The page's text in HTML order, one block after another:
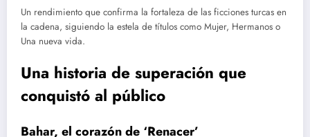
Un rendimiento que confirma la fortaleza de las ficciones turcas en
la cadena, siguiendo la estela de títulos como Mujer, Hermanos o
Una nueva vida.
Una historia de superación que
conquistó al público
Bahar, el corazón de ‘Renacer’